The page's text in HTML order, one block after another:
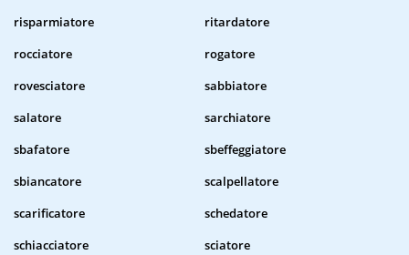
risparmiatore
ritardatore
rocciatore
rogatore
rovesciatore
sabbiatore
salatore
sarchiatore
sbafatore
sbeffeggiatore
sbiancatore
scalpellatore
scarificatore
schedatore
schiacciatore
sciatore